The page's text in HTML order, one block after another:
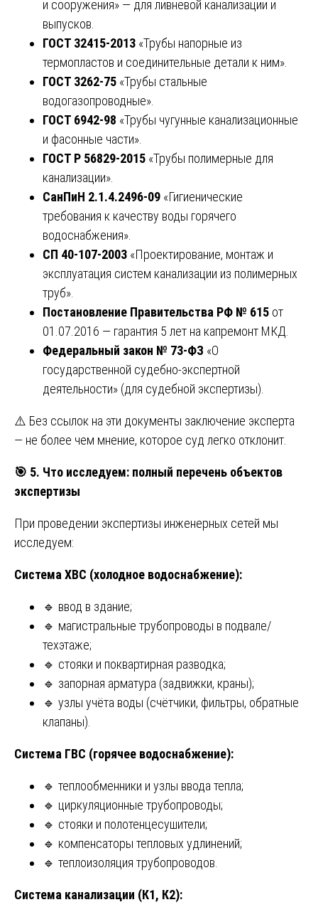
и сооружения» — для ливневой канализации и
выпусков.
ГОСТ 32415-2013 «Трубы напорные из
термопластов и соединительные детали к ним».
ГОСТ 3262-75 «Трубы стальные
водогазопроводные».
ГОСТ 6942-98 «Трубы чугунные канализационные
и фасонные части».
ГОСТ Р 56829-2015 «Трубы полимерные для
канализации».
СанПиН 2.1.4.2496-09 «Гигиенические
требования к качеству воды горячего
водоснабжения».
СП 40-107-2003 «Проектирование, монтаж и
эксплуатация систем канализации из полимерных
труб».
Постановление Правительства РФ № 615 от
01.07.2016 — гарантия 5 лет на капремонт МКД.
Федеральный закон № 73-ФЗ «О
государственной судебно-экспертной
деятельности» (для судебной экспертизы).
⚠️ Без ссылок на эти документы заключение эксперта
— не более чем мнение, которое суд легко отклонит.
🎯 5. Что исследуем: полный перечень объектов
экспертизы
При проведении экспертизы инженерных сетей мы
исследуем:
Система ХВС (холодное водоснабжение):
🔹 ввод в здание;
🔹 магистральные трубопроводы в подвале/
техэтаже;
🔹 стояки и поквартирная разводка;
🔹 запорная арматура (задвижки, краны);
🔹 узлы учёта воды (счётчики, фильтры, обратные
клапаны).
Система ГВС (горячее водоснабжение):
🔹 теплообменники и узлы ввода тепла;
🔹 циркуляционные трубопроводы;
🔹 стояки и полотенцесушители;
🔹 компенсаторы тепловых удлинений;
🔹 теплоизоляция трубопроводов.
Система канализации (К1, К2):